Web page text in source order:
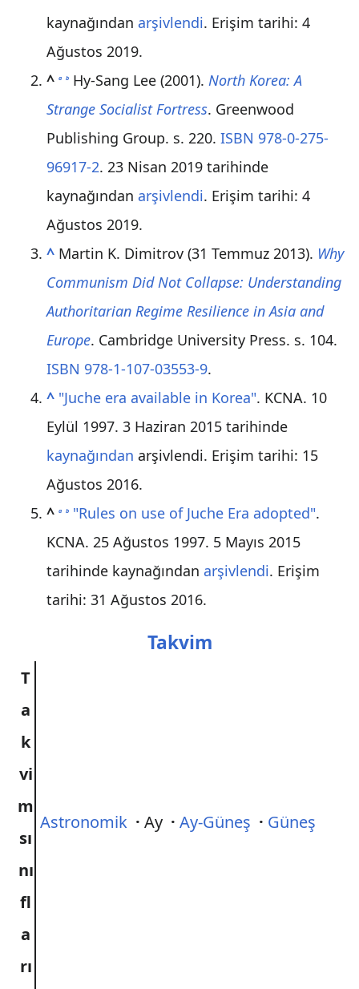
kaynağından arşivlendi. Erişim tarihi: 4
Ağustos 2019.
^ a b Hy-Sang Lee (2001). North Korea: A
Strange Socialist Fortress. Greenwood
Publishing Group. s. 220. ISBN 978-0-275-
96917-2. 23 Nisan 2019 tarihinde
kaynağından arşivlendi. Erişim tarihi: 4
Ağustos 2019.
^ Martin K. Dimitrov (31 Temmuz 2013). Why
Communism Did Not Collapse: Understanding
Authoritarian Regime Resilience in Asia and
Europe. Cambridge University Press. s. 104.
ISBN 978-1-107-03553-9.
^ "Juche era available in Korea". KCNA. 10
Eylül 1997. 3 Haziran 2015 tarihinde
kaynağından arşivlendi. Erişim tarihi: 15
Ağustos 2016.
^ a b "Rules on use of Juche Era adopted".
KCNA. 25 Ağustos 1997. 5 Mayıs 2015
tarihinde kaynağından arşivlendi. Erişim
tarihi: 31 Ağustos 2016.
Takvim
T
a
k
vi
m
sı
nı
fl
a
rı
Astronomik · Ay · Ay-Güneş · Güneş